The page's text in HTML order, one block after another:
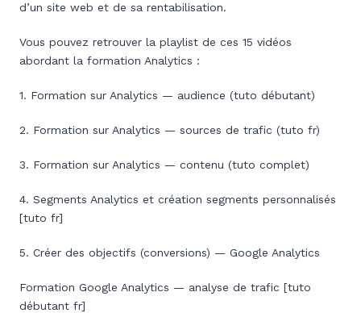
d’un site web et de sa rentabilisation.
Vous pouvez retrouver la playlist de ces 15 vidéos
abordant la formation Analytics :
1. Formation sur Analytics — audience (tuto débutant)
2. Formation sur Analytics — sources de trafic (tuto fr)
3. Formation sur Analytics — contenu (tuto complet)
4. Segments Analytics et création segments personnalisés
[tuto fr]
5. Créer des objectifs (conversions) — Google Analytics
Formation Google Analytics — analyse de trafic [tuto
débutant fr]